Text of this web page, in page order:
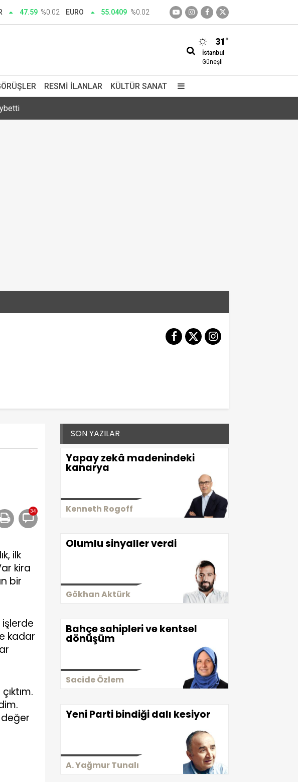
47.59 %0.02 EURO 55.0409 %0.02
31°
İstanbul
Güneşli
RESMI İLANLAR KÜLTÜR SANAT
kapsam dışı
34
ilk
kira
bir
kadar
değer
SON YAZILAR
Yapay zekâ madenindeki
kanarya
Kenneth Rogoff
Olumlu sinyaller verdi
Gökhan Aktürk
Bahçe sahipleri ve kentsel
dönüşüm
Sacide Özlem
Yeni Parti bindiği dalı kesiyor
A. Yağmur Tunalı